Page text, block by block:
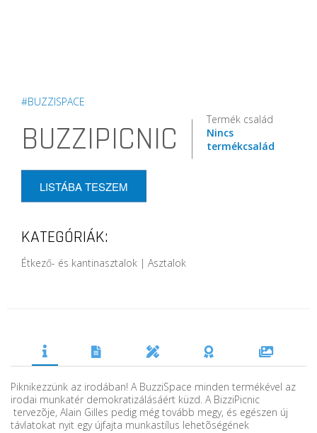
#BUZZISPACE
BUZZIPICNIC
Termék család
Nincs
termékcsalád
LISTÁBA TESZEM
KATEGÓRIÁK:
Étkező- és kantinasztalok | Asztalok
Piknikezzünk az irodában! A BuzziSpace minden termékével az
irodai munkatér demokratizálásáért küzd. A BizziPicnic
tervezõje, Alain Gilles pedig még tovább megy, és egészen új
távlatokat nyit egy újfajta munkastílus lehetõségének